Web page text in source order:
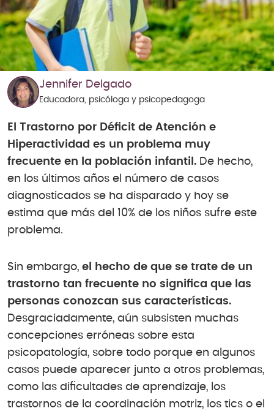
Jennifer Delgado
Educadora, psicóloga y psicopedagoga
El Trastorno por Déficit de Atención e
Hiperactividad es un problema muy
frecuente en la población infantil. De hecho,
en los últimos años el número de casos
diagnosticados se ha disparado y hoy se
estima que más del 10% de los niños sufre este
problema.
Sin embargo, el hecho de que se trate de un
trastorno tan frecuente no significa que las
personas conozcan sus características.
Desgraciadamente, aún subsisten muchas
concepciones erróneas sobre esta
psicopatología, sobre todo porque en algunos
casos puede aparecer junto a otros problemas,
como las dificultades de aprendizaje, los
trastornos de la coordinación motriz, los tics o el